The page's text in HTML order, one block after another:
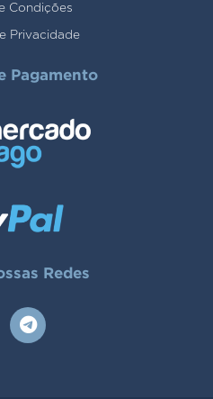
Condições
Privacidade
Pagamento
Redes
T
e